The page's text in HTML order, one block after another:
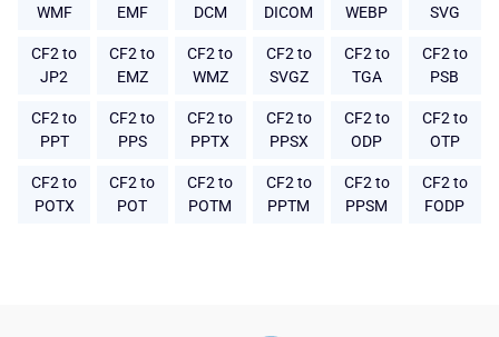
WMF
EMF
DCM
DICOM
WEBP
SVG
CF2 to
JP2
CF2 to
EMZ
CF2 to
WMZ
CF2 to
SVGZ
CF2 to
TGA
CF2 to
PSB
CF2 to
PPT
CF2 to
PPS
CF2 to
PPTX
CF2 to
PPSX
CF2 to
ODP
CF2 to
OTP
CF2 to
POTX
CF2 to
POT
CF2 to
POTM
CF2 to
PPTM
CF2 to
PPSM
CF2 to
FODP